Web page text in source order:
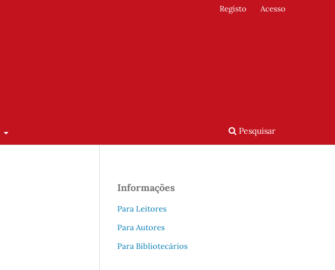
Pesquisar
Registo Acesso
Informações
Para Leitores
Para Autores
Para Bibliotecários